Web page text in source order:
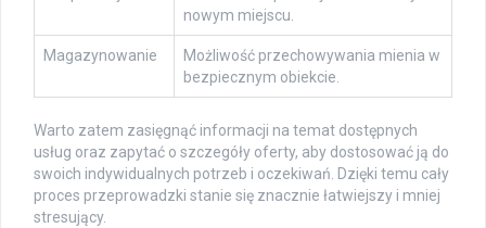
nowym miejscu.
Magazynowanie
Możliwość przechowywania mienia w
bezpiecznym obiekcie.
Warto zatem zasięgnąć informacji na temat dostępnych
usług oraz zapytać o szczegóły oferty, aby dostosować ją do
swoich indywidualnych potrzeb i oczekiwań. Dzięki temu cały
proces przeprowadzki stanie się znacznie łatwiejszy i mniej
stresujący.